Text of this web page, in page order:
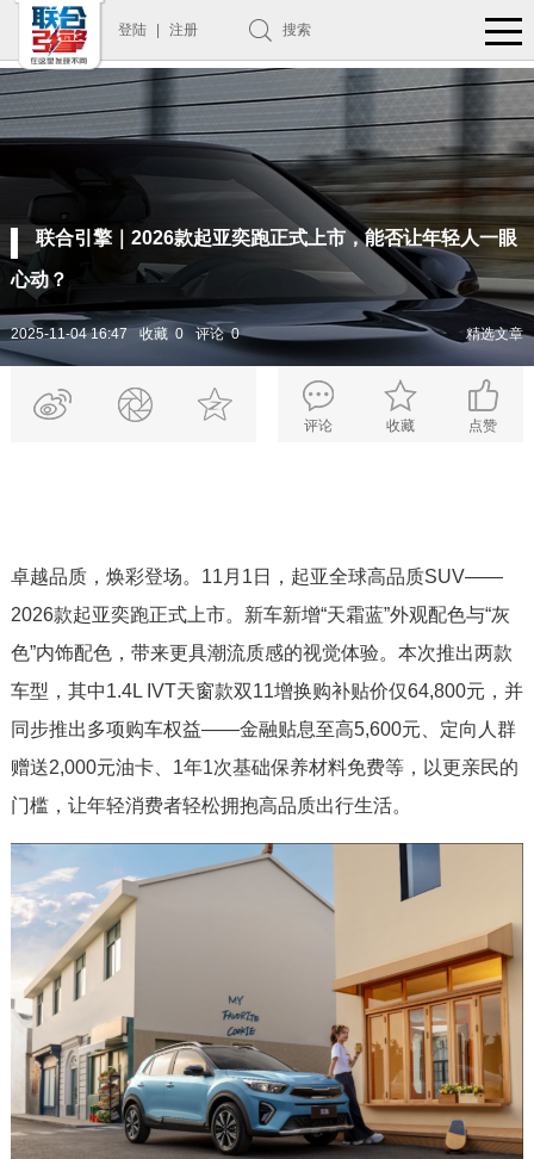
登陆 注册 搜索
联合引擎｜2026款起亚奕跑正式上市，能否让年轻人一眼
心动？
2025-11-04 16:47 收藏 0 评论 0 精选文章
评论 收藏 点赞
卓越品质，焕彩登场。11月1日，起亚全球高品质SUV——
2026款起亚奕跑正式上市。新车新增“天霜蓝”外观配色与“灰
色”内饰配色，带来更具潮流质感的视觉体验。本次推出两款
车型，其中1.4L IVT天窗款双11增换购补贴价仅64,800元，并
同步推出多项购车权益——金融贴息至高5,600元、定向人群
赠送2,000元油卡、1年1次基础保养材料免费等，以更亲民的
门槛，让年轻消费者轻松拥抱高品质出行生活。